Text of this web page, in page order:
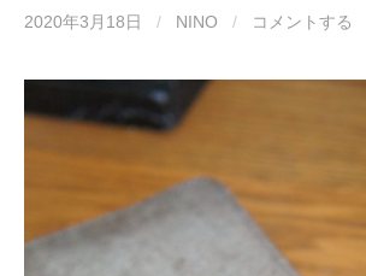
2020年3月18日 / NINO / コメントする